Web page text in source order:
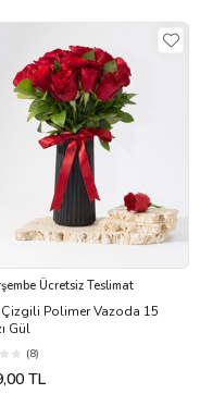
Ücretsiz Teslimat
Polimer Vazoda 15
Gül
(8)
TL